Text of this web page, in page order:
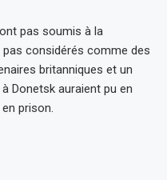
pas soumis à la
considérés comme des
britanniques et un
Donetsk auraient pu en
prison.